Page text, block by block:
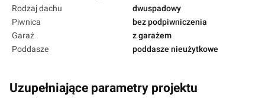
Rodzaj dachu
dwuspadowy
Piwnica
bez podpiwniczenia
Garaż
z garażem
Poddasze
poddasze nieużytkowe
Uzupełniające parametry projektu